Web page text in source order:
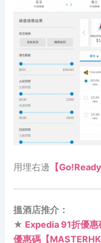
用埋右邊 【
搵酒店推介：
★ Expedia 91折優惠
優惠碼【